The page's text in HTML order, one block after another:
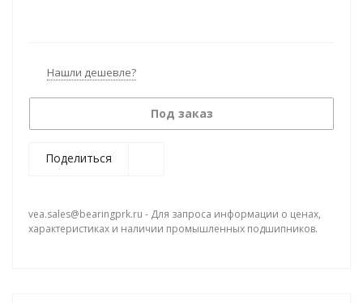
Нашли дешевле?
Под заказ
Поделиться
vea.sales@bearingprk.ru - Для запроса информации о ценах,
характеристиках и наличии промышленных подшипников.